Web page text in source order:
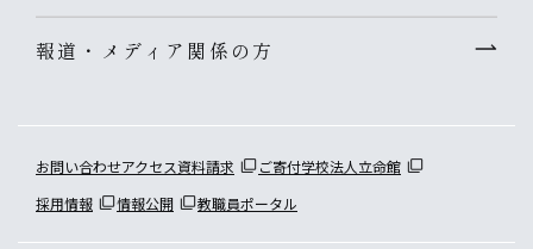
報道・メディア関係の方
お問い合わせアクセス資料請求 ご寄付学校法人立命館
採用情報
情報公開 教職員ポータル